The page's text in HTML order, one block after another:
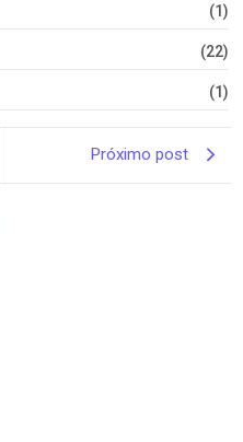
(1)
(22)
(1)
Próximo post